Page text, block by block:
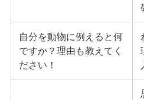
自分を動物に例えると何
ですか？理由も教えてく
ださい！